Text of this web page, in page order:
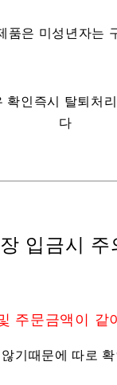
품은 미성년자는
인즉시 탈퇴처
다
입금시 주
주문금액이 같
기때문에 따로